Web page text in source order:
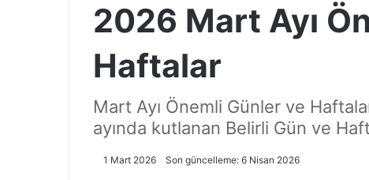
2026 Mart Ayı
Haftalar
Mart Ayı Önemli Günler ve
ayında kutlanan Belirli Gün ve
1 Mart 2026 Son güncelleme: 6 Nisan 2026